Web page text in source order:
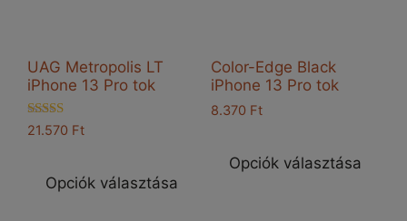
UAG Metropolis LT
iPhone 13 Pro tok
Értékelés:
21.570 Ft
Opciók választása
Ennek
Color-Edge Black
iPhone 13 Pro tok
8.370 Ft
Opciók választása